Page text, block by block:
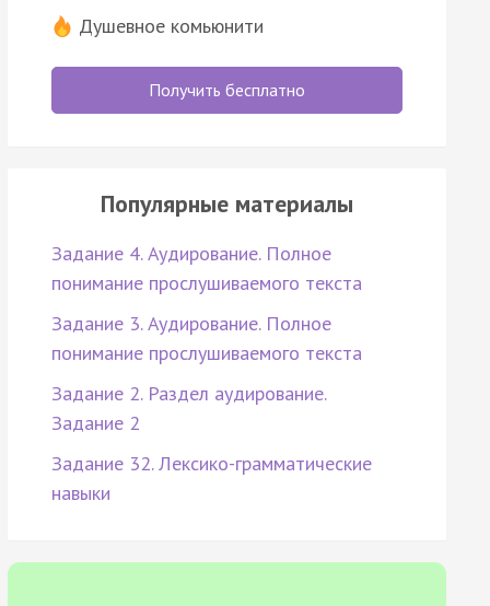
Душевное комьюнити
Получить бесплатно
Популярные материалы
Задание 4. Аудирование. Полное
понимание прослушиваемого текста
Задание 3. Аудирование. Полное
понимание прослушиваемого текста
Задание 2. Раздел аудирование.
Задание 2
Задание 32. Лексико-грамматические
навыки